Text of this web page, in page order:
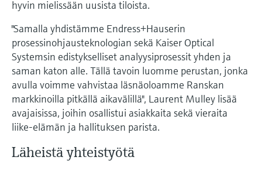
Device Viewer
Löydä tuotekohtaiset tiedot ja
dokumentaatio.
Varaosahaku
Löydä varaosat tuotteen juuren, tilauskoodin
tai sarjanumeron perusteella.
Mikroaaltomittaus
Memosens technology
Näytä kaikki
päätöksentekoa tukevan prosessin
läpinäkyvyyden ansiosta
hyvin mielissään uusista tiloista.
"Samalla yhdistämme Endress+Hauserin
prosessinohjausteknologian sekä Kaiser Optical
Systemsin edistykselliset analyysiprosessit yhden ja
saman katon alle. Tällä tavoin luomme perustan, jonka
avulla voimme vahvistaa läsnäoloamme Ranskan
markkinoilla pitkällä aikavälillä", Laurent Mulley lisää
avajaisissa, joihin osallistui asiakkaita sekä vieraita
liike-elämän ja hallituksen parista.
Läheistä yhteistyötä